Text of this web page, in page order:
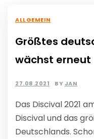
ALLGEMEIN
Größtes
wächst erneut
27.08.2021 BYJAN
Das Discival 2021
Discival und das
Deutschlands.